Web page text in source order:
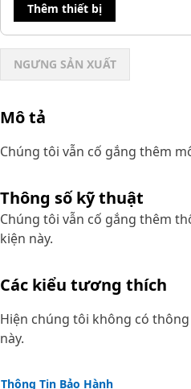
Thêm thiết bị
NGƯNG SẢN XUẤT
Mô tả
Chúng tôi vẫn cố gắng thêm
Thông số kỹ thuật
Chúng tôi vẫn cố gắng thêm
kiện này.
Các kiểu tương thích
Hiện chúng tôi không có
này.
Thông Tin Bảo Hành